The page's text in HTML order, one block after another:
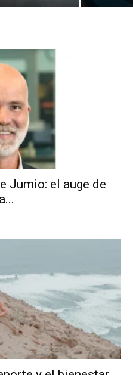
Jumio: el auge de